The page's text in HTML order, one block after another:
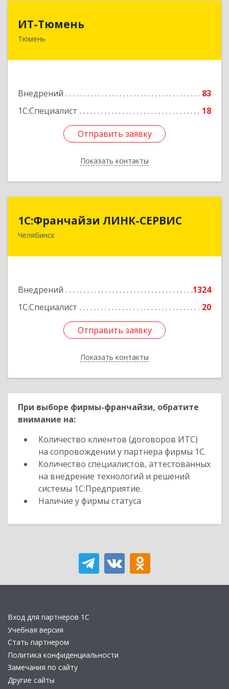
ИТ-Тюмень
Тюмень
Внедрений
83
1С:Специалист
18
Отправить заявку
Показать контакты
625000, Тюменская обл, Тюмень г, Грибоедова,
Отправить заявку
Назад
1С:Франчайзи ЛИНК-СЕРВИС
Челябинск
Внедрений
1324
1С:Специалист
20
Отправить заявку
Показать контакты
1С:Франчайзи ЛИНК-СЕРВИС
454006, Челябинская обл, Челябинск г, 3
Отправить заявку
Назад
При выборе фирмы-франчайзи, обратите
внимание на:
Количество клиентов (договоров ИТС)
на сопровождении у партнера фирмы 1С.
Количество специалистов, аттестованных
на внедрение технологий и решений
системы 1С:Предприятие.
Наличие у фирмы статуса
Вход для партнеров 1С
Учебная версия
Стать партнером
Политика конфиденциальности
Замечания по сайту
Другие сайты